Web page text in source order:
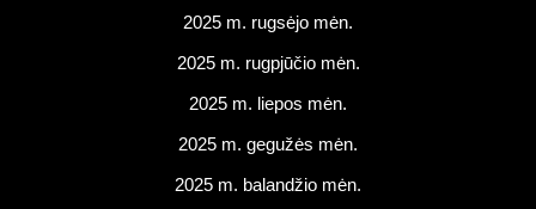
2025 m. rugsėjo mėn.
2025 m. rugpjūčio mėn.
2025 m. liepos mėn.
2025 m. gegužės mėn.
2025 m. balandžio mėn.